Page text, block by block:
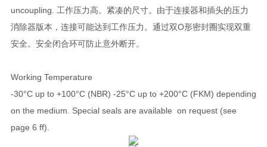
uncoupling. 工作压力高。紧凑的尺寸。由于连接器和插头的压力
消除器版本，连接可能达到工作压力。通过双O形密封圈实现双重
安全。安全闭合环可防止意外断开。
Working Temperature
-30°C up to +100°C (NBR) -25°C up to +200°C (FKM) depending
on the medium. Special seals are available on request (see
page 6 ff).